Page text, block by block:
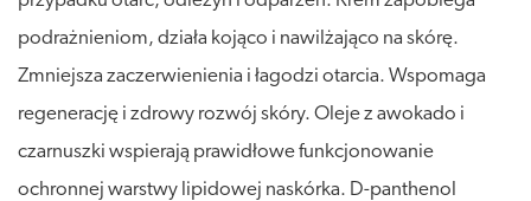
podrażnieniom, działa kojąco i nawilżająco na skórę.
Zmniejsza zaczerwienienia i łagodzi otarcia. Wspomaga
regenerację i zdrowy rozwój skóry. Oleje z awokado i
czarnuszki wspierają prawidłowe funkcjonowanie
ochronnej warstwy lipidowej naskórka. D-panthenol